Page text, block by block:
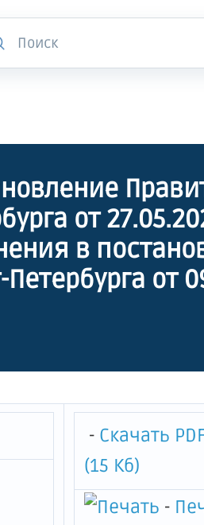
от
в
Петербурга от
- Скачать
(15 Кб)
-